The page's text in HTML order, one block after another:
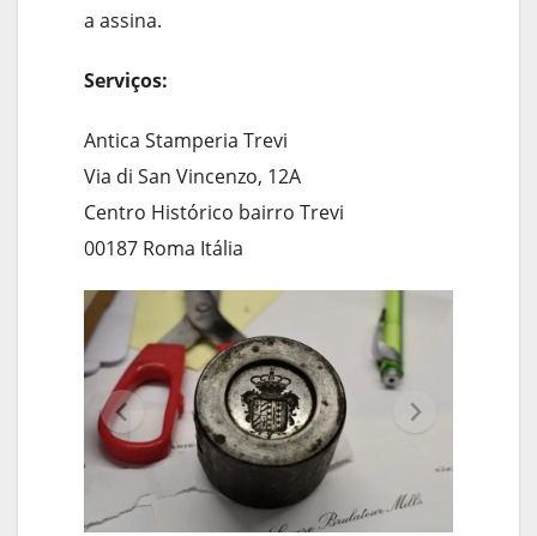
a assina.
Serviços:
Antica Stamperia Trevi
Via di San Vincenzo, 12A
Centro Histórico bairro Trevi
00187 Roma Itália